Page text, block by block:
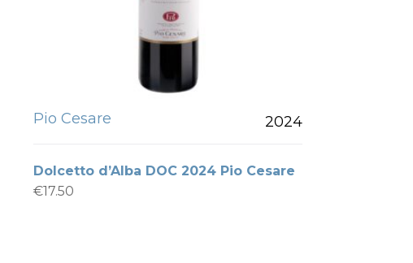
Pio Cesare 2024
Dolcetto d’Alba DOC 2024 Pio Cesare
€17.50